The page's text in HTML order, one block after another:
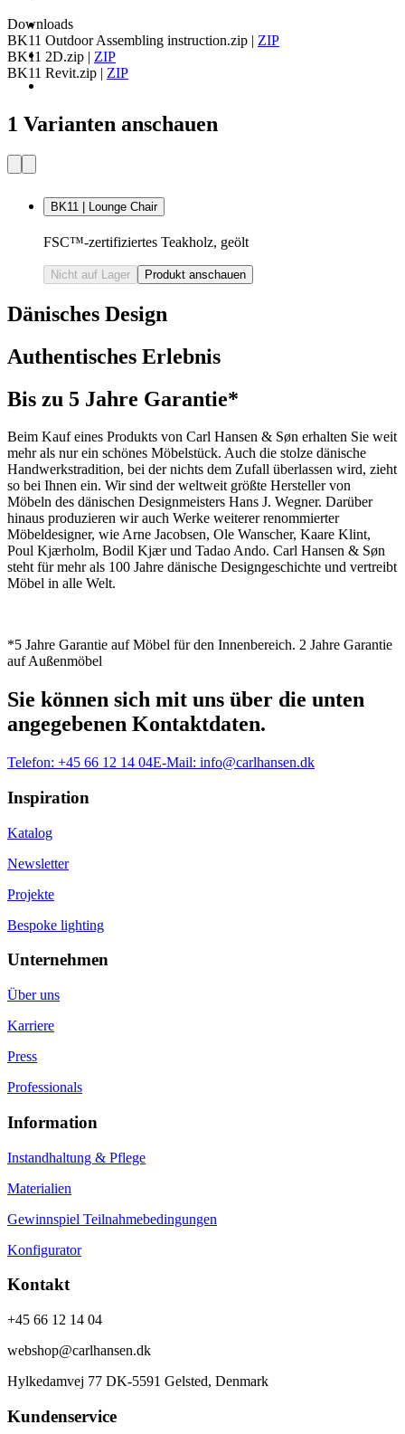
Downloads
BK11 Outdoor Assembling instruction.zip | ZIP
BK11 2D.zip | ZIP
BK11 Revit.zip | ZIP
1 Varianten anschauen
BK11 | Lounge Chair
FSC™-zertifiziertes Teakholz, geölt
Nicht auf Lager Produkt anschauen
Dänisches Design
Authentisches Erlebnis
Bis zu 5 Jahre Garantie*
Beim Kauf eines Produkts von Carl Hansen & Søn erhalten Sie weit
mehr als nur ein schönes Möbelstück. Auch die stolze dänische
Handwerkstradition, bei der nichts dem Zufall überlassen wird, zieht
so bei Ihnen ein. Wir sind der weltweit größte Hersteller von
Möbeln des dänischen Designmeisters Hans J. Wegner. Darüber
hinaus produzieren wir auch Werke weiterer renommierter
Möbeldesigner, wie Arne Jacobsen, Ole Wanscher, Kaare Klint,
Poul Kjærholm, Bodil Kjær und Tadao Ando. Carl Hansen & Søn
steht für mehr als 100 Jahre dänische Designgeschichte und vertreibt
Möbel in alle Welt.
*5 Jahre Garantie auf Möbel für den Innenbereich. 2 Jahre Garantie
auf Außenmöbel
Sie können sich mit uns über die unten
angegebenen Kontaktdaten.
Telefon: +45 66 12 14 04E-Mail: info@carlhansen.dk
Inspiration
Katalog
Newsletter
Projekte
Bespoke lighting
Unternehmen
Über uns
Karriere
Press
Professionals
Information
Instandhaltung & Pflege
Materialien
Gewinnspiel Teilnahmebedingungen
Konfigurator
Kontakt
+45 66 12 14 04
webshop@carlhansen.dk
Hylkedamvej 77 DK-5591 Gelsted, Denmark
Kundenservice